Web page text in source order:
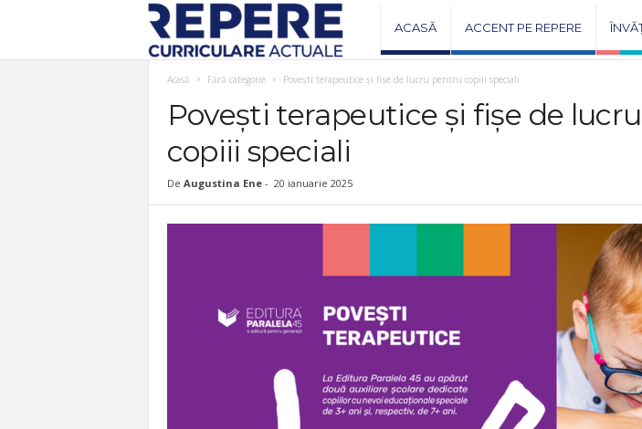
v
s
R
e
ACASĂ ACCENT PE REPERE
Acasă Fără categorie Povești terapeutice și fișe de lucru pentru copiii speciali
Povești terapeutice și fișe de
copiii speciali
De Augustina Ene- 20 ianuarie 2025